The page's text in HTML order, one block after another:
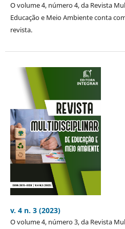
O volume 4, número 4, da Revista
Educação e Meio Ambiente conta
revista.
v. 4 n. 3 (2023)
O volume 4, número 3, da Revista